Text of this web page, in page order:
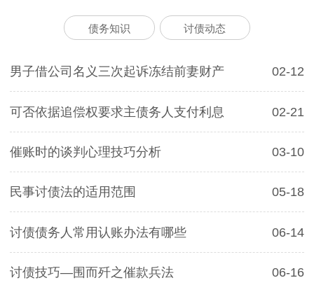
债务知识 讨债动态
男子借公司名义三次起诉冻结前妻财产 02-12
可否依据追偿权要求主债务人支付利息 02-21
催账时的谈判心理技巧分析 03-10
民事讨债法的适用范围 05-18
讨债债务人常用认账办法有哪些 06-14
讨债技巧—围而歼之催款兵法 06-16